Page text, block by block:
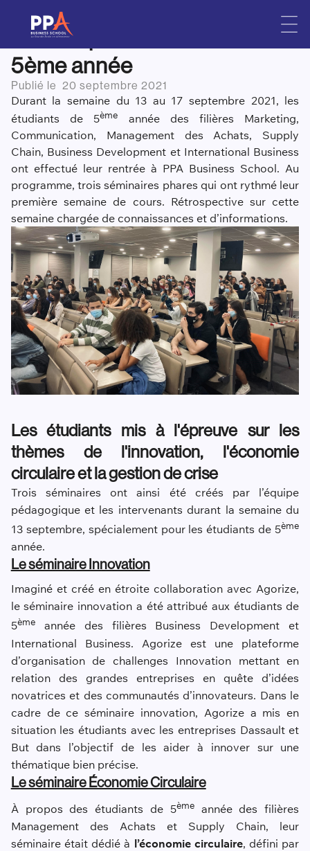
Rentrée à PPA : semaine
intense pour les étudiants de
5ème année
Publié le 20 septembre 2021
Durant la semaine du 13 au 17 septembre 2021, les
étudiants de 5ème
année des filières Marketing,
Communication, Management des Achats, Supply
Chain, Business Development et International Business
ont effectué leur rentrée à PPA Business School. Au
programme, trois séminaires phares qui ont rythmé leur
première semaine de cours. Rétrospective sur cette
semaine chargée de connaissances et d’informations.
Les étudiants mis à l'épreuve sur les
thèmes de l'innovation, l'économie
circulaire et la gestion de crise
Trois séminaires ont ainsi été créés par l’équipe
pédagogique et les intervenants durant la semaine du
13 septembre, spécialement pour les étudiants de 5ème
année.
Le séminaire Innovation
Imaginé et créé en étroite collaboration avec Agorize,
le séminaire innovation a été attribué aux étudiants de
5èmeannée des filières Business Development et
International Business. Agorize est une plateforme
d’organisation de challenges Innovation mettant en
relation des grandes entreprises en quête d’idées
novatrices et des communautés d’innovateurs. Dans le
cadre de ce séminaire innovation, Agorize a mis en
situation les étudiants avec les entreprises Dassault et
But dans l’objectif de les aider à innover sur une
thématique bien précise.
Le séminaire Économie Circulaire
À propos des étudiants de 5èmeannée des filières
Management des Achats et Supply Chain, leur
séminaire était dédié à l’économie circulaire, défini par